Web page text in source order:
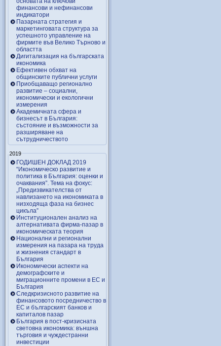
финансови и нефинансови
индикатори
Пазарната стратегия и
маркетинговата структура за
успешното управление на
фирмите във Велико Търново и
областта
Дигитализация на българската
икономика
Ефективен обхват на
общинските публични услуги
Приобщаващо регионално
развитие – социални,
икономически и екологични
измерения
Академичната сфера и
бизнесът в България:
състояние и възможности за
разширяване на
сътрудничеството
2019
ГОДИШЕН ДОКЛАД 2019
“Икономическо развитие и
политика в България: оценки и
очаквания”. Тема на фокус:
„Предизвикателства от
навлизането на икономиката в
низходяща фаза на бизнес
цикъла”
Институционален анализ на
алтернативата фирма-пазар в
икономическата теория
Национални и регионални
измерения на пазара на труда
и жизнения стандарт в
България
Икономически аспекти на
демографските и
миграционните промени в ЕС и
България
Следкризисното развитие на
финансовото посредничество в
ЕС и българският банков и
капиталов пазар
България в пост-кризисната
световна икономика: външна
търговия и чуждестранни
инвестиции